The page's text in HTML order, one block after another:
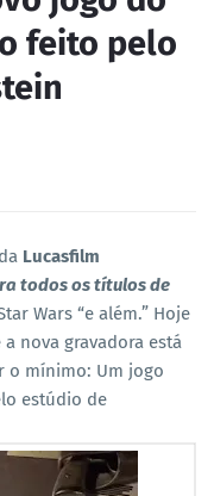
feito pelo
Lucasfilm
todos os títulos de
Wars “e além.” Hoje
nova gravadora está
o mínimo: Um jogo
estúdio de